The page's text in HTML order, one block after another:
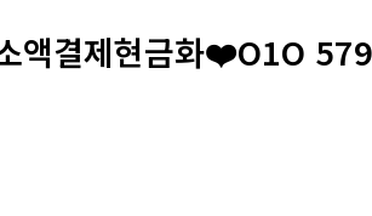
액결제현금화❤️O1O